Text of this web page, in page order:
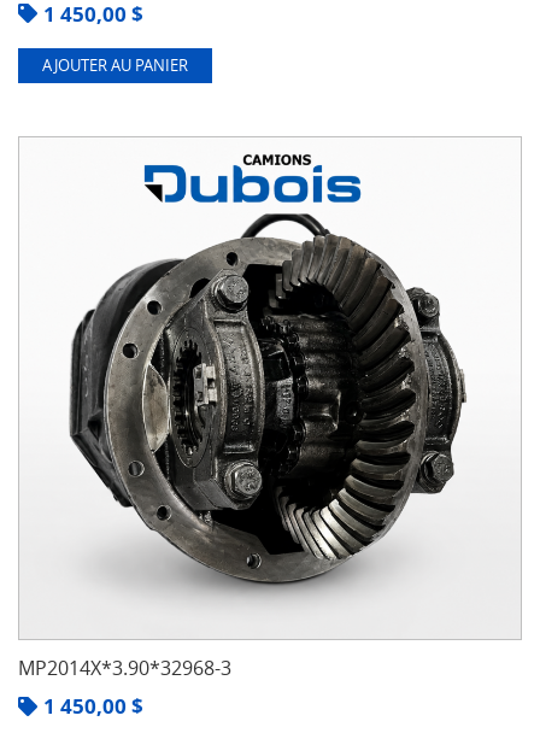
1 450,00 $
AJOUTER AU PANIER
MP2014X*3.90*32968-3
1 450,00 $